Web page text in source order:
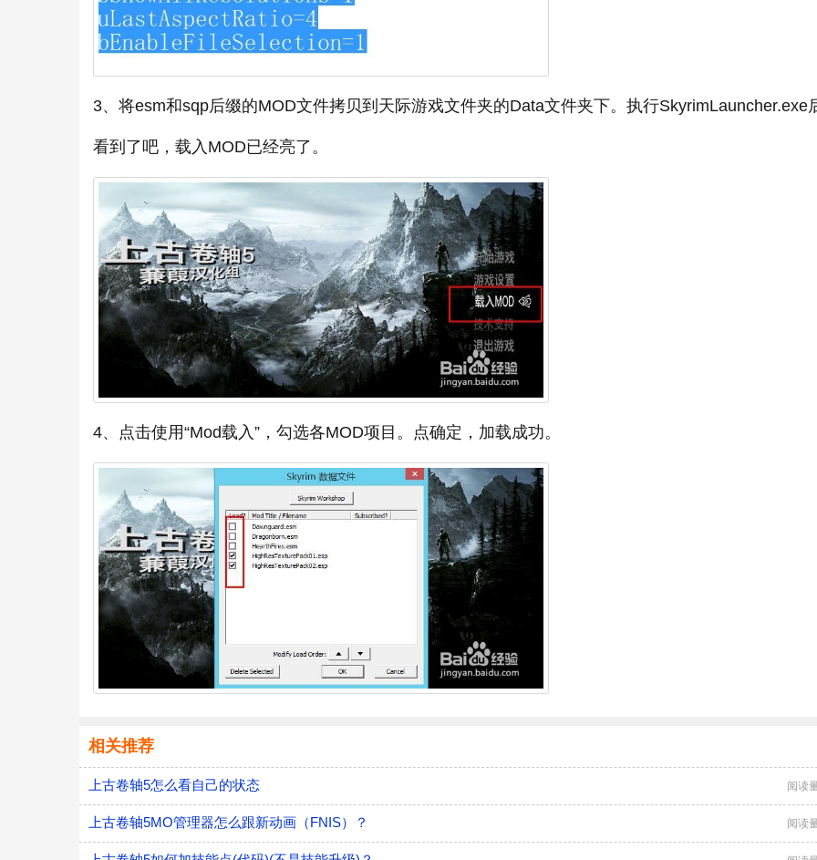
3、将esm和sqp后缀的MOD文件拷贝到天际游戏文件夹的Data文件夹下。执行SkyrimLauncher.exe
看到了吧，载入MOD已经亮了。
4、点击使用“Mod载入”，勾选各MOD项目。点确定，加载成功。
相关推荐
上古卷轴5怎么看自己的状态 阅读
上古卷轴5MO管理器怎么跟新动画（FNIS）？ 阅读